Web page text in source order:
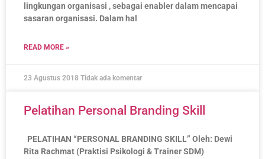
lingkungan organisasi , sebagai enabler dalam mencapai
sasaran organisasi. Dalam hal
READ MORE »
23 Agustus 2018 Tidak ada komentar
Pelatihan Personal Branding Skill
PELATIHAN “PERSONAL BRANDING SKILL” Oleh: Dewi
Rita Rachmat (Praktisi Psikologi & Trainer SDM)